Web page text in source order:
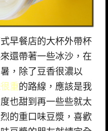
早餐店的大杯外帶杯
還帶著一些冰沙，在
，除了豆香很濃以
重的路線，應該是我
也甜到再一些些就太
的重口味豆漿，喜歡